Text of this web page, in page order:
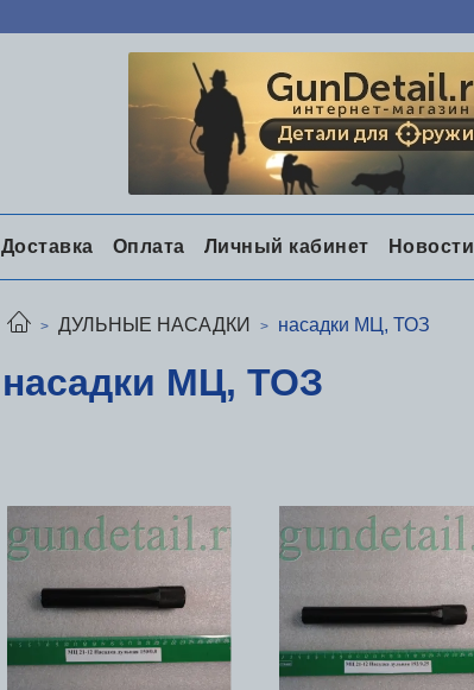
Доставка Оплата Личный кабинет Новости
ДУЛЬНЫЕ НАСАДКИ насадки МЦ, ТОЗ
насадки МЦ, ТОЗ